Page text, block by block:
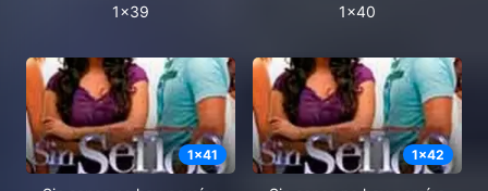
1x39
1x40
1x41 1x42